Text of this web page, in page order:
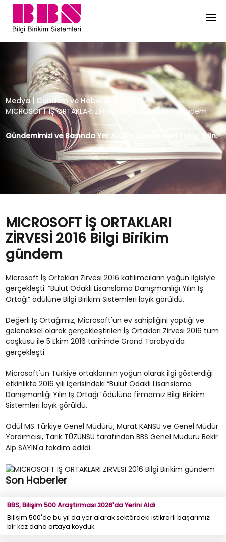
MICROSOFT İŞ ORTAKLARI
Medya | Gündem ve Haberler
MICROSOFT İŞ ORTAKLARI ZİRVESİ 2016 Bilgi Birikim gündem
Gündemimizi ve Basında Yer Alan Haberlerimizi Takip Edin.
MICROSOFT İŞ ORTAKLARI
ZİRVESİ 2016 Bilgi Birikim
gündem
Microsoft İş Ortakları Zirvesi 2016 katılımcıların yoğun ilgisiyle
gerçekleşti. “Bulut Odaklı Lisanslama Danışmanlığı Yılın İş
Ortağı” ödülüne Bilgi Birikim Sistemleri layık görüldü.
Değerli İş Ortağımız, Microsoft'un ev sahipliğini yaptığı ve
geleneksel olarak gerçekleştirilen İş Ortakları Zirvesi 2016 tüm
coşkusu ile 5 Ekim 2016 tarihinde Grand Tarabya'da
gerçekleşti.
Microsoft'un Türkiye ortaklarının yoğun olarak ilgi gösterdiği
etkinlikte 2016 yılı içerisindeki “Bulut Odaklı Lisanslama
Danışmanlığı Yılın İş Ortağı” ödülüne firmamız Bilgi Birikim
Sistemleri layık görüldü.
Ödül MS Türkiye Genel Müdürü, Murat KANSU ve Genel Müdür
Yardımcısı, Tarık TÜZÜNSU tarafından BBS Genel Müdürü Bekir
Alp SAYIN'a takdim edildi.
Son Haberler
BBS, Bilişim 500 Araştırması 2026'da Yerini Aldı
Bilişim 500'de bu yıl da yer alarak sektördeki istikrarlı başarımızı
bir kez daha ortaya koyduk.